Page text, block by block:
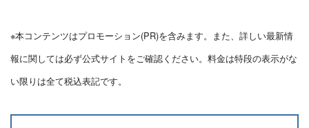
※本コンテンツはプロモーション(PR)を含みます。また、詳しい最新情
報に関しては必ず公式サイトをご確認ください。料金は特段の表示がな
い限りは全て税込表記です。